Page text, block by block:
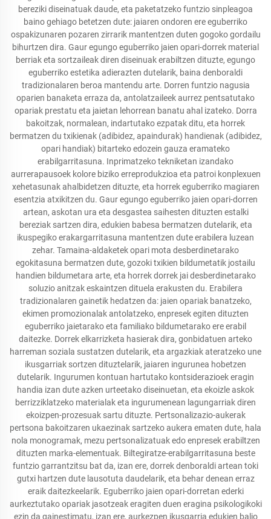
bereziki diseinatuak daude, eta paketatzeko funtzio sinpleagoa
baino gehiago betetzen dute: jaiaren ondoren ere eguberriko
ospakizunaren pozaren zirrarik mantentzen duten gogoko gordailu
bihurtzen dira. Gaur egungo eguberriko jaien opari-dorrek material
berriak eta sortzaileak diren diseinuak erabiltzen dituzte, egungo
eguberriko estetika adierazten dutelarik, baina denboraldi
tradizionalaren beroa mantendu arte. Dorren funtzio nagusia
oparien banaketa erraza da, antolatzaileek aurrez pentsatutako
opariak prestatu eta jaietan lehorrean banatu ahal izateko. Dorra
bakoitzak, normalean, indartutako ezpatak ditu, eta horrek
bermatzen du txikienak (adibidez, apaindurak) handienak (adibidez,
opari handiak) bitarteko edozein gauza eramateko
erabilgarritasuna. Inprimatzeko tekniketan izandako
aurrerapausoek kolore biziko erreprodukzioa eta patroi konplexuen
xehetasunak ahalbidetzen dituzte, eta horrek eguberriko magiaren
esentzia atxikitzen du. Gaur egungo eguberriko jaien opari-dorren
artean, askotan ura eta desgastea saihesten dituzten estalki
bereziak sartzen dira, edukien babesa bermatzen dutelarik, eta
ikuspegiko erakargarritasuna mantentzen dute erabilera luzean
zehar. Tamaina-aldaketek opari mota desberdinetarako
egokitasuna bermatzen dute, gozoki txikien bildumetatik jostailu
handien bildumetara arte, eta horrek dorrek jai desberdinetarako
soluzio anitzak eskaintzen dituela erakusten du. Erabilera
tradizionalaren gainetik hedatzen da: jaien opariak banatzeko,
ekimen promozionalak antolatzeko, enpresek egiten dituzten
eguberriko jaietarako eta familiako bildumetarako ere erabil
daitezke. Dorrek elkarrizketa hasierak dira, gonbidatuen arteko
harreman soziala sustatzen dutelarik, eta argazkiak ateratzeko une
ikusgarriak sortzen dituztelarik, jaiaren ingurunea hobetzen
dutelarik. Ingurumen kontuan hartutako kontsiderazioek eragin
handia izan dute azken urteetako diseinuetan, eta ekoizle askok
berrizziklatzeko materialak eta ingurumenean lagungarriak diren
ekoizpen-prozesuak sartu dituzte. Pertsonalizazio-aukerak
pertsona bakoitzaren ukaezinak sartzeko aukera ematen dute, hala
nola monogramak, mezu pertsonalizatuak edo enpresek erabiltzen
dituzten marka-elementuak. Biltegiratze-erabilgarritasuna beste
funtzio garrantzitsu bat da, izan ere, dorrek denboraldi artean toki
gutxi hartzen dute lausotuta daudelarik, eta behar denean erraz
eraik daitezkeelarik. Eguberriko jaien opari-dorretan ederki
aurkeztutako opariak jasotzeak eragiten duen eragina psikologikoki
ezin da gainestimatu, izan ere, aurkezpen ikusgarria edukien balio